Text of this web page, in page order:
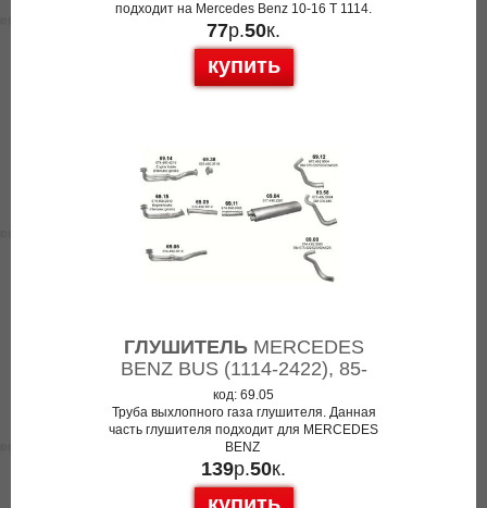
подходит на Mercedes Benz 10-16 T 1114.
77р.50к.
купить
ГЛУШИТЕЛЬMERCEDES
BENZ BUS (1114-2422), 85-
код: 69.05
Труба выхлопного газа глушителя. Данная
часть глушителя подходит для MERCEDES
BENZ
139р.50к.